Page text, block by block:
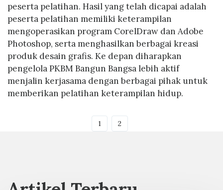
peserta pelatihan. Hasil yang telah dicapai adalah
peserta pelatihan memiliki keterampilan
mengoperasikan program CorelDraw dan Adobe
Photoshop, serta menghasilkan berbagai kreasi
produk desain grafis. Ke depan diharapkan
pengelola PKBM Bangun Bangsa lebih aktif
menjalin kerjasama dengan berbagai pihak untuk
memberikan pelatihan keterampilan hidup.
1 2